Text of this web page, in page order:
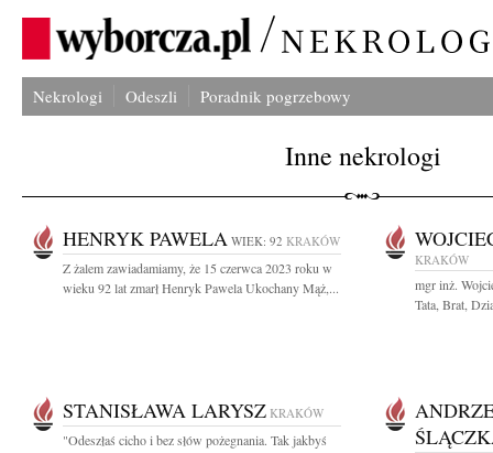
Nekrologi Odeszli Poradnik pogrzebowy
Inne nekrologi
HENRYK PAWELA WIEK: 92 KRAKÓW
Z żalem zawiadamiamy, że 15 czerwca 2023 roku w
wieku 92 lat zmarł Henryk Pawela Ukochany Mąż,...
KRAKÓW
mgr inż.
Tata, Brat,
STANISŁAWA LARYSZ KRAKÓW
"Odeszłaś cicho i bez słów pożegnania. Tak jakbyś